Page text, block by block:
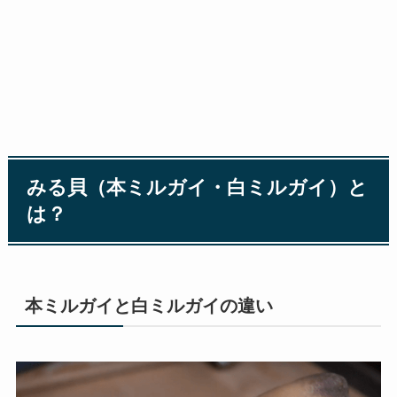
みる貝（本ミルガイ・白ミルガイ）と
は？
本ミルガイと白ミルガイの違い